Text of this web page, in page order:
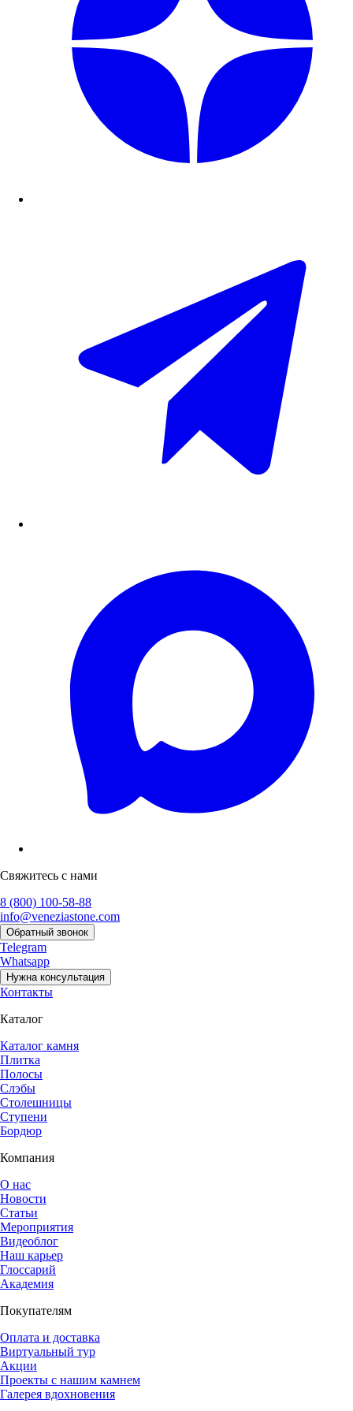
Свяжитесь с нами
8 (800) 100-58-88
info@veneziastone.com
Обратный звонок
Telegram
Whatsapp
Нужна консультация
Контакты
Каталог
Каталог камня
Плитка
Полосы
Слэбы
Столешницы
Ступени
Бордюр
Компания
О нас
Новости
Статьи
Мероприятия
Видеоблог
Наш карьер
Глоссарий
Академия
Покупателям
Оплата и доставка
Виртуальный тур
Акции
Проекты с нашим камнем
Галерея вдохновения